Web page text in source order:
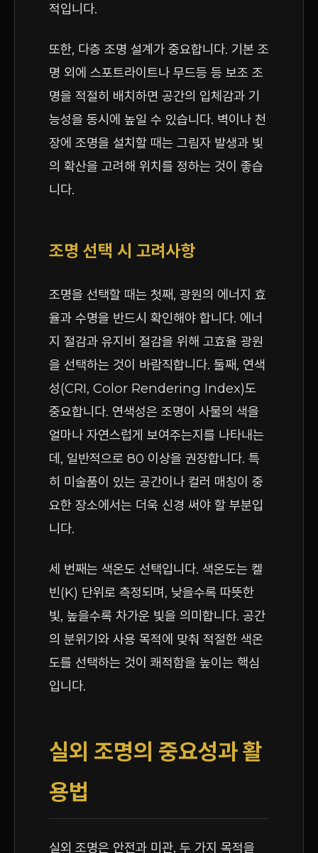
적입니다.
또한, 다층 조명 설계가 중요합니다. 기본 조
명 외에 스포트라이트나 무드등 등 보조 조
명을 적절히 배치하면 공간의 입체감과 기
능성을 동시에 높일 수 있습니다. 벽이나 천
장에 조명을 설치할 때는 그림자 발생과 빛
의 확산을 고려해 위치를 정하는 것이 좋습
니다.
조명 선택 시 고려사항
조명을 선택할 때는 첫째, 광원의 에너지 효
율과 수명을 반드시 확인해야 합니다. 에너
지 절감과 유지비 절감을 위해 고효율 광원
을 선택하는 것이 바람직합니다. 둘째, 연색
성(CRI, Color Rendering Index)도
중요합니다. 연색성은 조명이 사물의 색을
얼마나 자연스럽게 보여주는지를 나타내는
데, 일반적으로 80 이상을 권장합니다. 특
히 미술품이 있는 공간이나 컬러 매칭이 중
요한 장소에서는 더욱 신경 써야 할 부분입
니다.
세 번째는 색온도 선택입니다. 색온도는 켈
빈(K) 단위로 측정되며, 낮을수록 따뜻한
빛, 높을수록 차가운 빛을 의미합니다. 공간
의 분위기와 사용 목적에 맞춰 적절한 색온
도를 선택하는 것이 쾌적함을 높이는 핵심
입니다.
실외 조명의 중요성과 활
용법
실외 조명은 안전과 미관, 두 가지 목적을